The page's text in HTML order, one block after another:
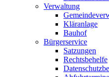
Verwaltung
Kläranlage
Bauhof
Bürgerservice
Satzungen
Rechtsbehelfe